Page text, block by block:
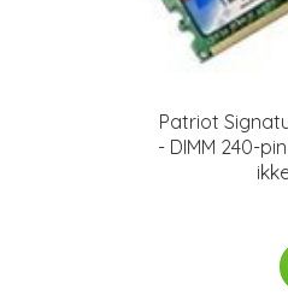
Patriot
- DIMM 240-